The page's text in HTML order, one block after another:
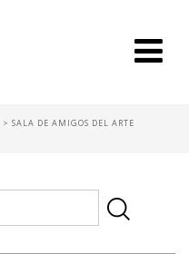
> SALA DE AMIGOS DEL ARTE